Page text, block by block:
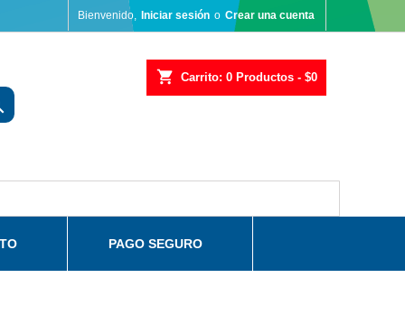
Bienvenido, Iniciar sesión o Crear una cuenta
shopping_cart Carrito: 0 Productos - $0
PAGO SEGURO